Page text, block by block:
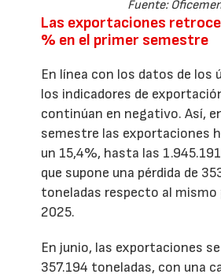
Fuente:
Las exportaciones
% en el primer semestre
En línea con los datos de los
los indicadores de
continúan en negativo. Así,
semestre las exportaciones
un 15,4%, hasta las
que supone una pérdida de
toneladas respecto al mismo
2025.
En junio, las exportaciones
357.194 toneladas, con una